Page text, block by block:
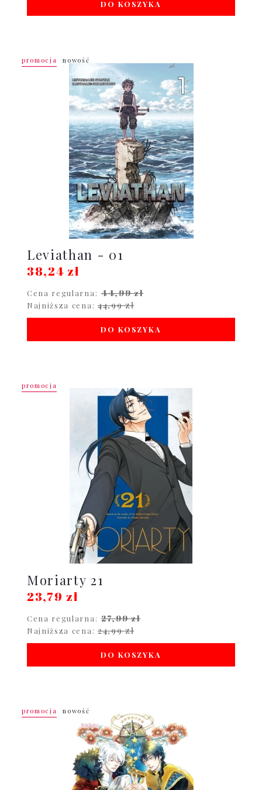
DO KOSZYKA
Leviathan - 01
38,24 zł
Cena regularna: 44,99 zł
Najniższa cena: 44,99 zł
DO KOSZYKA
promocja nowość
Moriarty 21
23,79 zł
Cena regularna: 27,99 zł
Najniższa cena: 24,99 zł
DO KOSZYKA
promocja
promocja nowość